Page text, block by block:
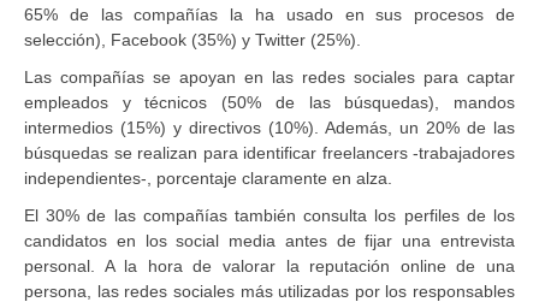
65% de las compañías la ha usado en sus procesos de
selección), Facebook (35%) y Twitter (25%).
Las compañías se apoyan en las redes sociales para captar
empleados y técnicos (50% de las búsquedas), mandos
intermedios (15%) y directivos (10%). Además, un 20% de las
búsquedas se realizan para identificar freelancers -trabajadores
independientes-, porcentaje claramente en alza.
El 30% de las compañías también consulta los perfiles de los
candidatos en los social media antes de fijar una entrevista
personal. A la hora de valorar la reputación online de una
persona, las redes sociales más utilizadas por los responsables